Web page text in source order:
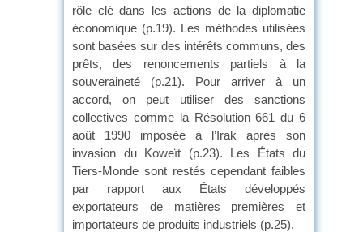
rôle clé dans les actions de la diplomatie
économique (p.19). Les méthodes utilisées
sont basées sur des intérêts communs, des
prêts, des renoncements partiels à la
souveraineté (p.21). Pour arriver à un
accord, on peut utiliser des sanctions
collectives comme la Résolution 661 du 6
août 1990 imposée à l’Irak après son
invasion du Koweït (p.23). Les États du
Tiers-Monde sont restés cependant faibles
par rapport aux États développés
exportateurs de matières premières et
importateurs de produits industriels (p.25).